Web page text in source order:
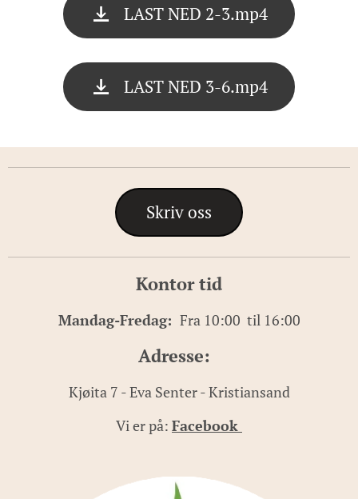
LAST NED 2-3.mp4
LAST NED 3-6.mp4
Skriv oss
Kontor tid
Mandag-Fredag: Fra 10:00 til 16:00
Adresse:
Kjøita 7 - Eva Senter - Kristiansand
Vi er på: Facebook